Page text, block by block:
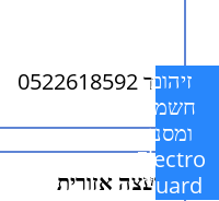
זיהום
חשמל
ומסנן
Electro
Guard
נייד 0522618592
מועצה אזורית